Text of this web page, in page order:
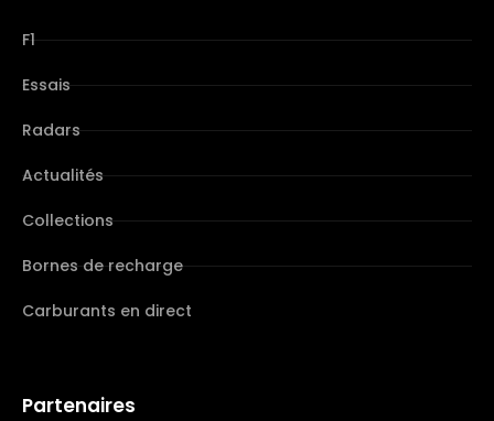
F1
Essais
Radars
Actualités
Collections
Bornes de recharge
Carburants en direct
Partenaires